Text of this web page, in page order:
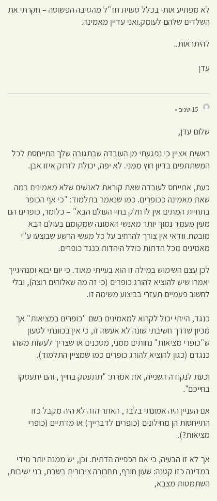
לא מפתיע אותי בכלל טעוית חז"ל מהסיבה הפשוטה – חקרתי את
השלדים שלהם לעומק.ואני עדיין מאמינה.
להיתראות..
עדן
15 שנים •
שלום עדן,
ראשית אציין כי נפגעתי מן העובדה שבתגובה שלך התייחסת לכל
המשתתפים בדיון חוץ ממני. לא יפה, יכולת לזרוק איזו אבן.
כעת, אתייחס לעובדה שאת קוראת לאנשים שלא מאמינים במה
שאת מאמינה ככופרים. כמו שנאמר בתלמוד: "כי אף הכופר
בתחיית המתים אין לו חלק בחיי העולם הבא" – כלומר, כופרים הם
מעין מעמד נמוך יותר מאנשי האמונה שמקומם בעולם הבא
מובטח. וודאי אין צורך להרחיב על כל מעשי הרשע שבוצעו ע"י
מאמינים מכל הדתות כולל היהדות כנגד כופרים.
לכן עצם השימוש במילה זו הוא בעייתי מאוד. כי יום יבוא ומנהיגייך
יאמרו שיש להוציא להורג כופרים (כי זה מה שאלוהים רוצה), ובלי
לחשוב פעמיים תעזרי בביצוע משימה זו.
כנגד, הייתי יכול לקרוא למאמינים בשם "כופרים במציאות" אך
מכיון שדרך חשיבתי שונה לא אעשה זו, כי אין בכוונתי לטעון
ש"כופרי מציאות" נחותים ממני, מסכנים או שצריך לעשות משהו
כנגדם (כגון להוציא להורג כופרים כמו שמציין התלמוד).
וכעת לנקודה השנייה, את אמרת: "תתעסק בחייך, והם יתעסקו
בחייכם".
אם העניין היה אמונתי בלבד, האתר הזה לא היה מקבל כזו
התייחסות הן מחילונים (כופרים לדברייך) או מדתיים (כופרי
מציאות?).
אך לא זו הבעיה, כי אם הכפייה הדתית. וכן, יש ממנה יותר מידי
במדינה כזו קטנה: שעון חורף, תחבורה ציבורית בשבת, בני ישיבות,
השתמטות מצבא,